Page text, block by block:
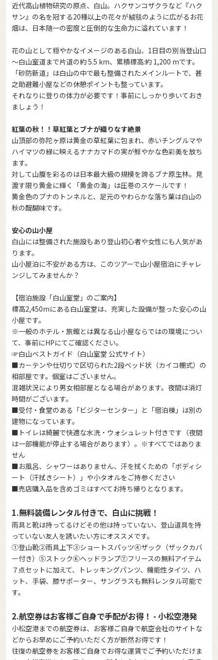
近代高山植物研究の原点、白山。ハクサンコザクラなど『ハク
サン』の名を冠する20種以上の花々が絨毯のように広がるお花
畑は、日本随一の密度と圧倒的な生命力に溢れています！
花の山として穏やかなイメージのある白山、1日目の別当登山口
～白山室道まで片道の約 5.5 km、累積標高:約 1,200 mです。
「砂防新道」は白山の中で最も整備されたメインルートで、甚
之助避難小屋などの休憩ポイントも整っています。
それなりに登りの体力が必要です！事前にしっかり歩いておき
ましょう！
紅葉の秋！！草紅葉とブナが織りなす絶景
山頂部の弥陀ヶ原は黄金の草紅葉に包まれ、赤いチングルマや
ハイマツの緑に映えるナナカマドの実が鮮やかな色彩美を放ち
ます。
対して山腹を彩るのは日本最大級の規模を誇るブナ原生林。見
渡す限り黄金に輝く「黄金の海」は圧巻のスケールです！
黄金色のブナのトンネルと、足元のやわらかな落ち葉は白山の
秋の醍醐味です。
安心の山小屋
白山には整備された施設もあり登山初心者や女性にも人気があ
ります。
山小屋泊に不安がある方は、このツアーで山小屋宿泊にチャレ
ンジしてみませんか？
【宿泊施設「白山室堂」のご案内】
標高2,450mにある白山室堂は、充実した設備が整った安心の山
小屋です。
※一般のホテル・旅館とは異なる山小屋ならではの環境につい
て、事前にHPにてご確認ください。
☞白山ベストガイド（白山室堂 公式サイト）
■カーテンや仕切りで区切られた2段ベッド状（カイコ棚式）の
相部屋です。個室はございません。
混雑状況により男女相部屋となる場合があります。夜間は消灯
時間がございます。
■受付・食堂のある「ビジターセンター」と「宿泊棟」は別の
建物になっています。
■トイレは綺麗で快適な水洗・ウォシュレット付きです（夜間
は一部機能が停止する場合があります）。※すべてではありま
せん
■お風呂、シャワーはありません、汗を拭くための「ボディシ
ート（汗拭きシート）」や小タオルをご持参ください
■売店購入品を含めゴミはすべてお持ち帰りとなります。
1.無料装備レンタル付きで、白山に挑戦！
雨具と靴は持ってるけどその他は持っていない、登山道具を持
っていない友人を誘いたい方にオススメです。
①登山靴②雨具上下③ショートスパッツ④ザック（ザックカバ
ー付き）⑤ストック⑥ヘッドランプ⑦フリースの無料アイテム
７点セットに加えて、トレッキングパンツ、機能性タイツ、ハ
ット、手袋、膝サポーター、サングラスも無料レンタル可能で
す。
2.航空券はお客様ご自身で手配がお得！ - 小松空港発
小松空港までの航空券は、お客様ご自身で航空会社のサイトな
どからお早めにご予約いただく方が断然お得です！
往復の航空券をお客様ご自身でお得な運賃でご予約いただけま